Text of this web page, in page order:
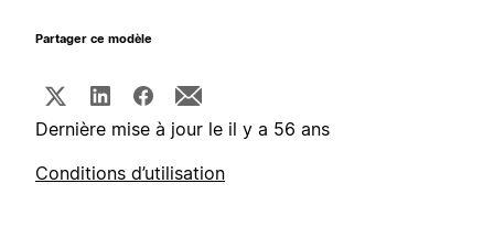
Partager ce modèle
Dernière mise à jour le il y a 56 ans
Conditions d’utilisation